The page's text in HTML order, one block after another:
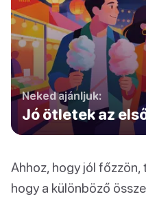
Neked ajánljuk:
Jó ötletek az
Ahhoz, hogy jól főzzön,
hogy a különböző